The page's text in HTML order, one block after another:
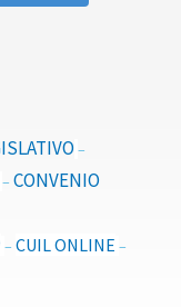
–
– CONVENIO
– CUIL ONLINE –